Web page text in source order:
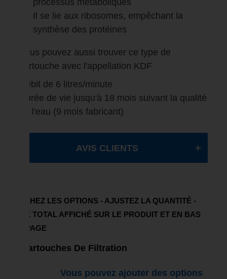
processus métaboliques
Il se lie aux ribosomes, empêchant la
synthèse des protéines
Vous pouvez aussi trouver ce type de
cartouche avec l'appellation KDF
Débit de 6 litres/minute
Durée de vie jusqu'à 18 mois suivant la qualité
de l'eau (9 mois fabricant)
AVIS CLIENTS
COCHEZ LES OPTIONS - AJUSTEZ LA QUANTITÉ -
PRIX TOTAL AFFICHÉ SUR LE PRODUIT ET EN BAS
DE PAGE
Cartouches De Filtration
Vous pouvez ajouter des options